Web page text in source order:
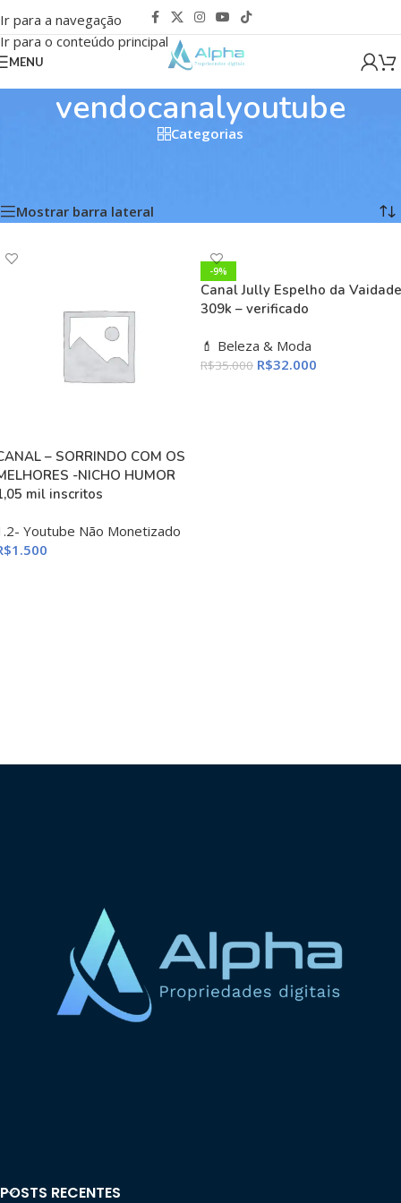
Ir para a navegação
Ir para o conteúdo principal
MENU
vendocanalyoutube
Categorias
Mostrar barra lateral
– SORRINDO COM OS
-NICHO HUMOR
mil inscritos
Youtube Não Monetizado
1.500
-9%
Canal Jully Espelho da Vaidade
309k – verificado
💄 Beleza & Moda
R$35.000 R$32.000
POSTS RECENTES